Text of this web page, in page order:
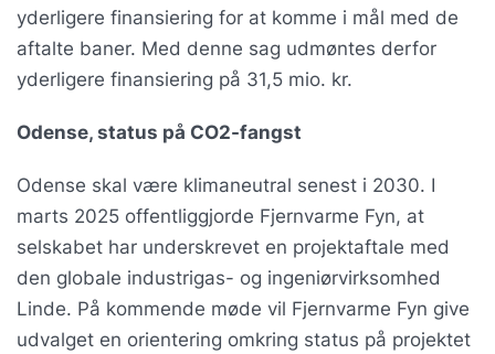
yderligere finansiering for at komme i mål med de
aftalte baner. Med denne sag udmøntes derfor
yderligere finansiering på 31,5 mio. kr.
Odense, status på CO2-fangst
Odense skal være klimaneutral senest i 2030. I
marts 2025 offentliggjorde Fjernvarme Fyn, at
selskabet har underskrevet en projektaftale med
den globale industrigas- og ingeniørvirksomhed
Linde. På kommende møde vil Fjernvarme Fyn give
udvalget en orientering omkring status på projektet